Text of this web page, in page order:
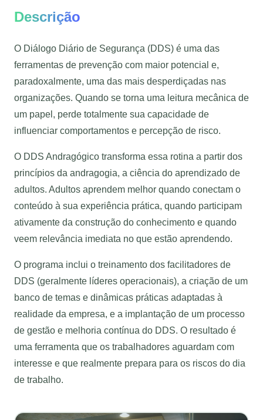
Descrição
O Diálogo Diário de Segurança (DDS) é uma das
ferramentas de prevenção com maior potencial e,
paradoxalmente, uma das mais desperdiçadas nas
organizações. Quando se torna uma leitura mecânica de
um papel, perde totalmente sua capacidade de
influenciar comportamentos e percepção de risco.
O DDS Andragógico transforma essa rotina a partir dos
princípios da andragogia, a ciência do aprendizado de
adultos. Adultos aprendem melhor quando conectam o
conteúdo à sua experiência prática, quando participam
ativamente da construção do conhecimento e quando
veem relevância imediata no que estão aprendendo.
O programa inclui o treinamento dos facilitadores de
DDS (geralmente líderes operacionais), a criação de um
banco de temas e dinâmicas práticas adaptadas à
realidade da empresa, e a implantação de um processo
de gestão e melhoria contínua do DDS. O resultado é
uma ferramenta que os trabalhadores aguardam com
interesse e que realmente prepara para os riscos do dia
de trabalho.